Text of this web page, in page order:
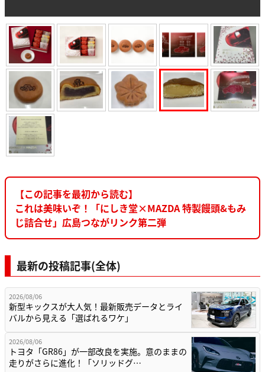
【この記事を最初から読む】
これは美味いぞ！「にしき堂×MAZDA 特製饅頭&もみ
じ詰合せ」広島つながリンク第二弾
最新の投稿記事(全体)
2026/08/06
新型キックスが大人気！最新販売データとライ
バルから見える「選ばれるワケ」
2026/08/06
トヨタ「GR86」が一部改良を実施。意のままの
走りがさらに進化！「ソリッドグ…